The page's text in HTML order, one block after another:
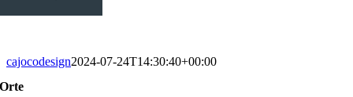
cajocodesign2024-07-24T14:30:40+00:00
Orte